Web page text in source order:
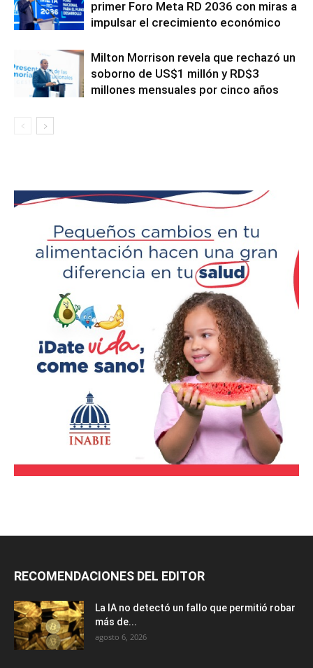
primer Foro Meta RD 2036 con miras a
impulsar el crecimiento económico
Milton Morrison revela que rechazó un
soborno de US$1 millón y RD$3
millones mensuales por cinco años
RECOMENDACIONES DEL EDITOR
La IA no detectó un fallo que permitió robar
más de...
agosto 6, 2026